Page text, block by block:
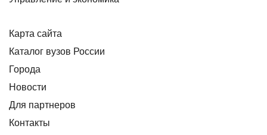
Карта сайта
Каталог вузов России
Города
Новости
Для партнеров
Контакты